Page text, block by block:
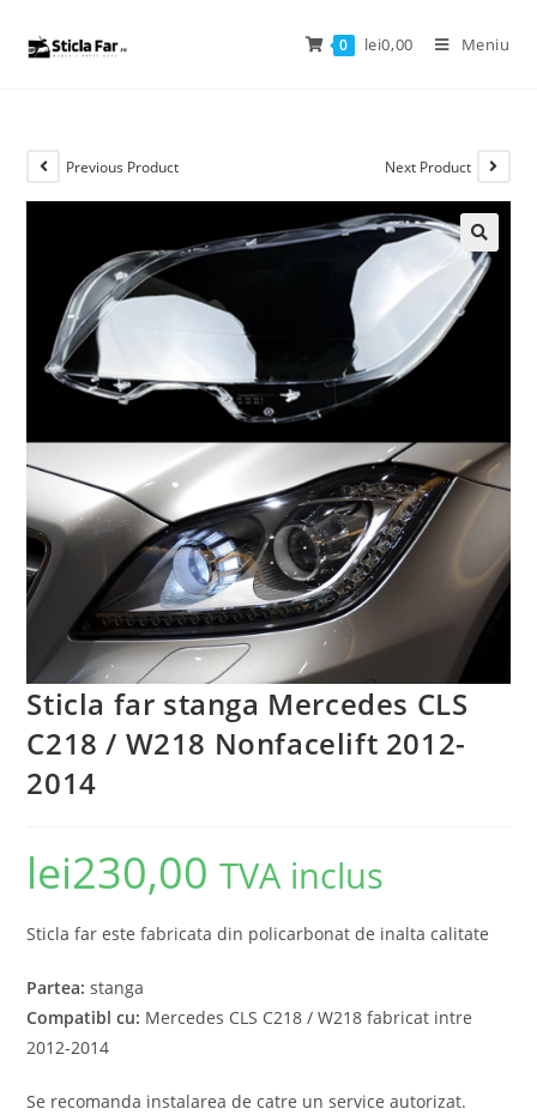
0 lei0,00 Meniu
Previous Product Next Product
🔍
Sticla far stanga Mercedes CLS
C218 / W218 Nonfacelift 2012-
2014
lei230,00 TVA inclus
Sticla far este fabricata din policarbonat de inalta calitate
Partea: stanga
Compatibl cu: Mercedes CLS C218 / W218 fabricat intre
2012-2014
Se recomanda instalarea de catre un service autorizat.